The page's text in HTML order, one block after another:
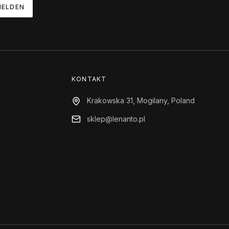
KONTAKT
Krakowska 31, Mogilany, Poland
sklep@lenanto.pl